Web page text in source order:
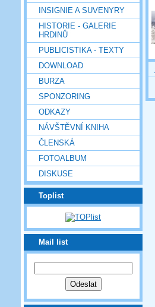
INSIGNIE A SUVENYRY
HISTORIE - GALERIE
HRDINŮ
PUBLICISTIKA - TEXTY
DOWNLOAD
BURZA
SPONZORING
ODKAZY
NÁVŠTĚVNÍ KNIHA
ČLENSKÁ
FOTOALBUM
DISKUSE
Toplist
Mail list